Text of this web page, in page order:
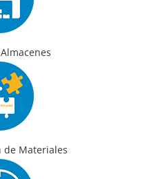
Materiales